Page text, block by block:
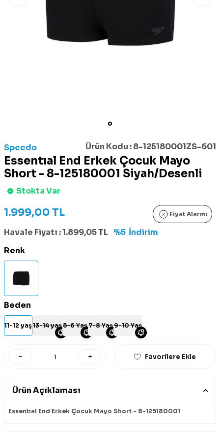
Speedo Ürün Kodu :8-125180001ZS-601
Essentıal End Erkek Çocuk Mayo
Short - 8-125180001 Siyah/Desenli
Stokta Var
1.999,00TL Fiyat Alarmı
Havale Fiyatı :1.899,05TL %5 İndirim
Renk
Beden
11-12 yaş13-14 yaş5-6 Yaş7-8 Yaş9-10 Yaş
Favorilere Ekle
Ürün Açıklaması
Essentıal End Erkek Çocuk Mayo Short - 8-125180001